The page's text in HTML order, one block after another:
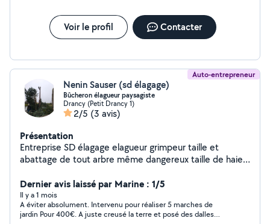
Voir le profil Contacter
Auto-entrepreneur
Nenin Sauser (sd élagage)
Bûcheron élagueur paysagiste
Drancy (Petit Drancy 1)
2/5 (3 avis)
Présentation
Entreprise SD élagage elagueur grimpeur taille et
abattage de tout arbre même dangereux taille de haie
création de jardin devis et déplacement gratuit travaux
effectués avec assurance Generali
Dernier avis laissé par Marine : 1/5
Il y a 1 mois
A éviter absolument. Intervenu pour réaliser 5 marches de
jardin Pour 400€. A juste creusé la terre et posé des dalles